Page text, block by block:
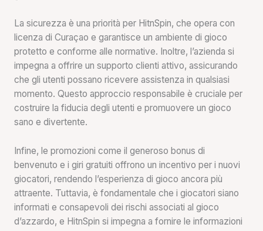
La sicurezza è una priorità per HitnSpin, che opera con
licenza di Curaçao e garantisce un ambiente di gioco
protetto e conforme alle normative. Inoltre, l’azienda si
impegna a offrire un supporto clienti attivo, assicurando
che gli utenti possano ricevere assistenza in qualsiasi
momento. Questo approccio responsabile è cruciale per
costruire la fiducia degli utenti e promuovere un gioco
sano e divertente.
Infine, le promozioni come il generoso bonus di
benvenuto e i giri gratuiti offrono un incentivo per i nuovi
giocatori, rendendo l’esperienza di gioco ancora più
attraente. Tuttavia, è fondamentale che i giocatori siano
informati e consapevoli dei rischi associati al gioco
d’azzardo, e HitnSpin si impegna a fornire le informazioni